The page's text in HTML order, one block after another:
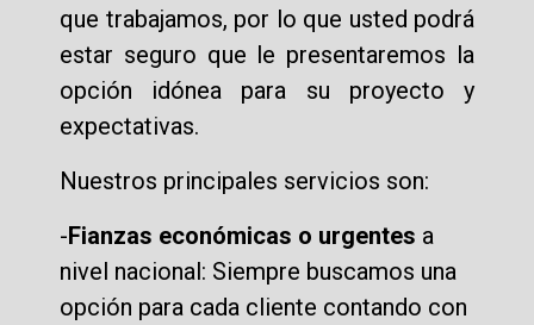
que trabajamos, por lo que usted podrá
estar seguro que le presentaremos la
opción idónea para su proyecto y
expectativas.
Nuestros principales servicios son:
-Fianzas económicas o urgentes a
nivel nacional: Siempre buscamos una
opción para cada cliente contando con